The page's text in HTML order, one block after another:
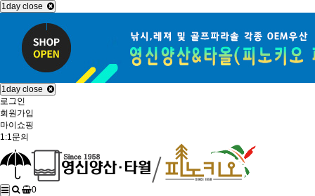
1day close
1day close
로그인
회원가입
마이쇼핑
1:1문의
0